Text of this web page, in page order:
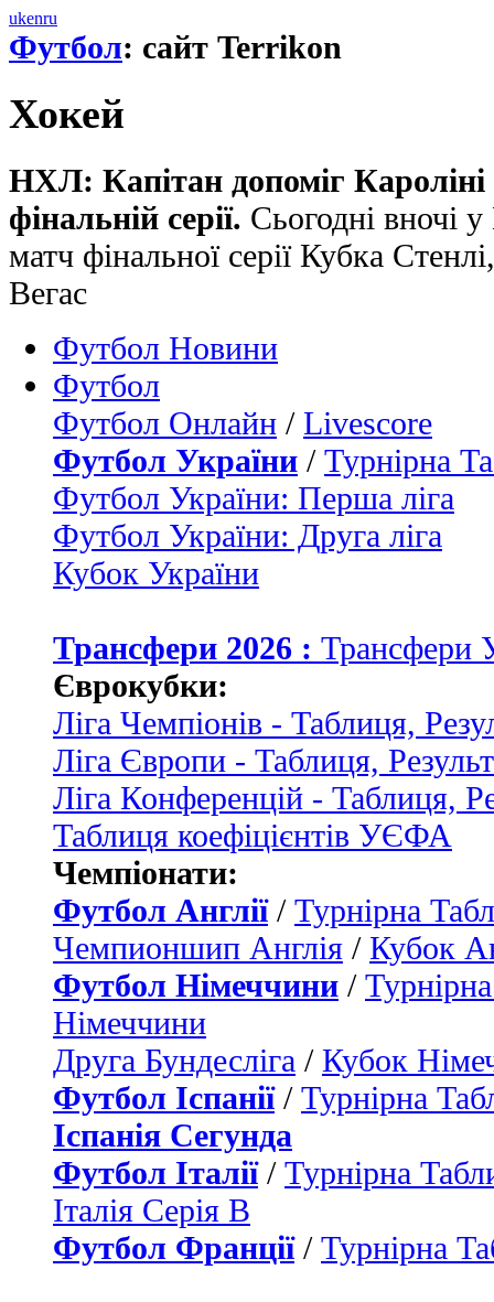
ukenru
Футбол: сайт Terrikon
Хокей
НХЛ: Капітан допоміг Кароліні
фінальній серії. Сьогодні вночі
матч фінальної серії Кубка
Вегас
Футбол Новини
Футбол
Футбол Онлайн / Livescore
Футбол України / Турнірна
Футбол України: Перша ліга
Футбол України: Друга ліга
Кубок України
Трансфери 2026 : Трансфери
Єврокубки:
Ліга Чемпіонів - Таблиця,
Ліга Європи - Таблиця,
Ліга Конференцій - Таблиця,
Таблиця коефіцієнтів УЄФА
Чемпіонати:
Футбол Англії/ Турнірна
Чемпионшип Англія / Кубок
Футбол Німеччини /
Німеччини
Друга Бундесліга / Кубок
Футбол Іспанії/ Турнірна
Іспанія Сегунда
Футбол Італії/ Турнірна
Італія Серія B
Футбол Франції/ Турнірна